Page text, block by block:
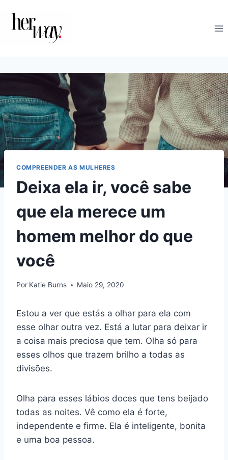
COMPREENDER AS MULHERES
Deixa ela ir, você sabe
que ela merece um
homem melhor do que
você
Por Katie Burns Maio 29, 2020
Estou a ver que estás a olhar para ela com
esse olhar outra vez. Está a lutar para deixar ir
a coisa mais preciosa que tem. Olha só para
esses olhos que trazem brilho a todas as
divisões.
Olha para esses lábios doces que tens beijado
todas as noites. Vê como ela é forte,
independente e firme. Ela é inteligente, bonita
e uma boa pessoa.